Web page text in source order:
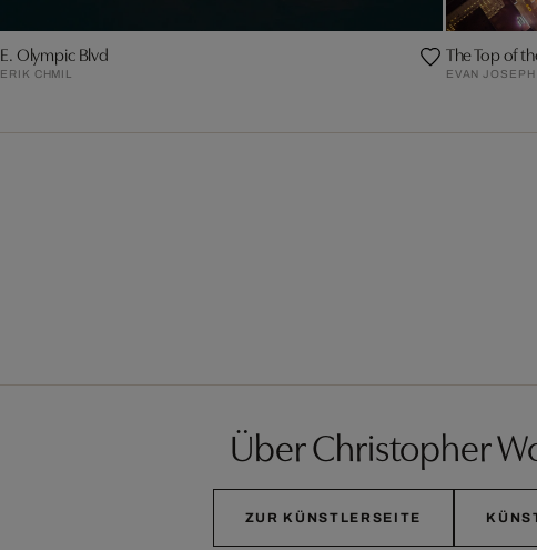
E. Olympic Blvd
ERIK CHMIL
The Top of
EVAN JOSEPH
Über Christopher
ZUR KÜNSTLERSEITE